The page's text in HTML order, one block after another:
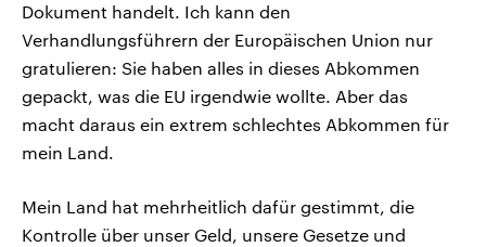
Dokument handelt. Ich kann den
Verhandlungsführern der Europäischen Union nur
gratulieren: Sie haben alles in dieses Abkommen
gepackt, was die EU irgendwie wollte. Aber das
macht daraus ein extrem schlechtes Abkommen für
mein Land.
Mein Land hat mehrheitlich dafür gestimmt, die
Kontrolle über unser Geld, unsere Gesetze und